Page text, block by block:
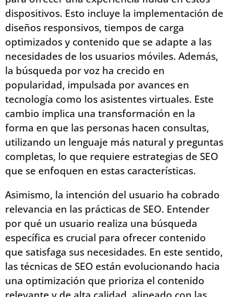
dispositivos. Esto incluye la implementación de
diseños responsivos, tiempos de carga
optimizados y contenido que se adapte a las
necesidades de los usuarios móviles. Además,
la búsqueda por voz ha crecido en
popularidad, impulsada por avances en
tecnología como los asistentes virtuales. Este
cambio implica una transformación en la
forma en que las personas hacen consultas,
utilizando un lenguaje más natural y preguntas
completas, lo que requiere estrategias de SEO
que se enfoquen en estas características.
Asimismo, la intención del usuario ha cobrado
relevancia en las prácticas de SEO. Entender
por qué un usuario realiza una búsqueda
específica es crucial para ofrecer contenido
que satisfaga sus necesidades. En este sentido,
las técnicas de SEO están evolucionando hacia
una optimización que prioriza el contenido